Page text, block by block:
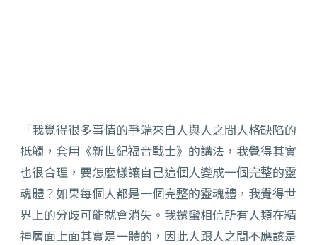
「我覺得很多事情的爭端來自人與人之間人格缺陷的
抵觸，套用 《新世紀福音戰士》 的講法，我覺得其實
也很合理，要怎麼樣讓自己這個人變成一個完整的靈
魂體？如果每個人都是一個完整的靈魂體，我覺得世
界上的分歧可能就會消失。我還蠻相信所有人類在精
神層面上面其實是一體的，因此人跟人之間不應該是